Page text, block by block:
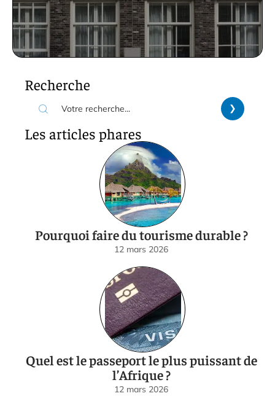
Recherche
Les articles phares
Pourquoi faire du tourisme durable ?
12 mars 2026
Quel est le passeport le plus puissant de
l’Afrique ?
12 mars 2026